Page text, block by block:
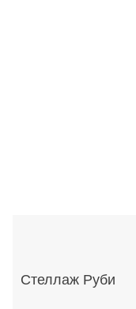
Стеллаж Руби